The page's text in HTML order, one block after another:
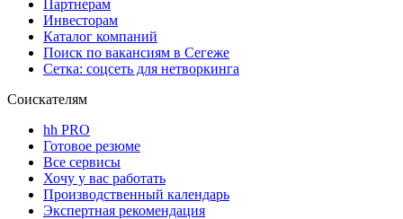
Партнерам
Инвесторам
Каталог компаний
Поиск по вакансиям в Сегеже
Сетка: соцсеть для нетворкинга
Соискателям
hh PRO
Готовое резюме
Все сервисы
Хочу у вас работать
Производственный календарь
Экспертная рекомендация